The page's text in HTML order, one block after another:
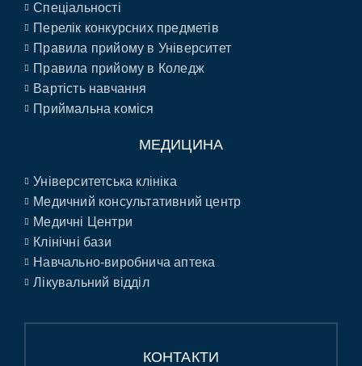
Спеціальності
Перелік конкурсних предметів
Правила прийому в Університет
Правила прийому в Коледж
Вартість навчання
Приймальна коміся
МЕДИЦИНА
Університетська клініка
Медичний консультативний центр
Медичні Центри
Клінічні бази
Навчально-виробнича аптека
Лікувальний відділ
КОНТАКТИ